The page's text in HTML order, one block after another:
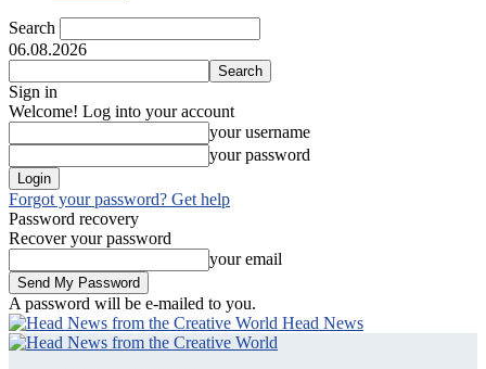
Search
06.08.2026
Sign in
Welcome! Log into your account
your username
your password
Forgot your password? Get help
Password recovery
Recover your password
your email
A password will be e-mailed to you.
Head News